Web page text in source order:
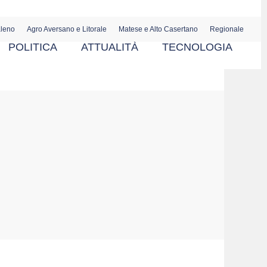
Agro Aversano e Litorale Matese e Alto Casertano Regionale
POLITICA ATTUALITÀ TECNOLOGIA